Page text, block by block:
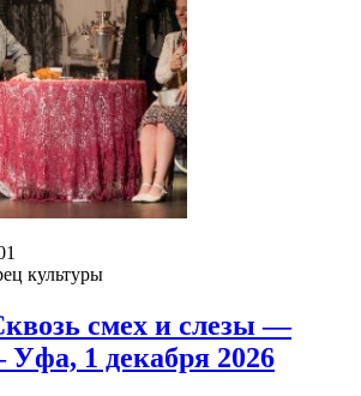
культуры
смех и слезы —
1 декабря 2026